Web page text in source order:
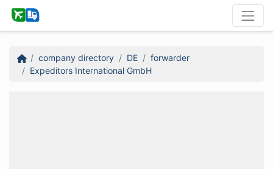
company directory DE
forwarder
Expeditors International GmbH